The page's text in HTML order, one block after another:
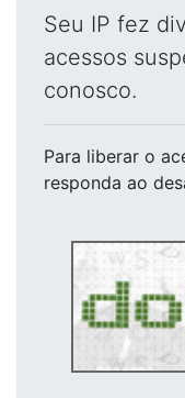
Seu IP fez
acessos
conosco.
Para liberar o
responda ao